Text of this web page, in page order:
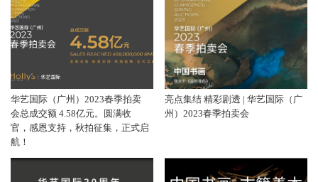
华艺国际（广州）2023春季拍卖
会总成交额 4.58亿元。圆满收
官，感恩支持，秋拍征集，正式启
航！
亮点集结 精彩剧透 | 华艺国际（广
州）2023春季拍卖会